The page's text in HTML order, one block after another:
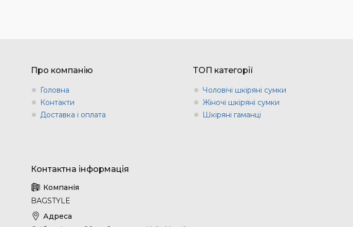
Про компанію
Головна
Контакти
Доставка і оплата
ТОП категорії
Чоловічі шкіряні сумки
Жіночі шкіряні сумки
Шкіряні гаманці
BAGSTYLE